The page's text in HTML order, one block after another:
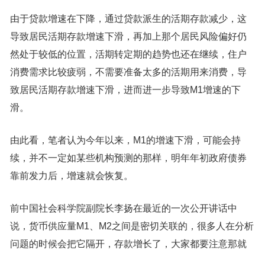
由于贷款增速在下降，通过贷款派生的活期存款减少，这
导致居民活期存款增速下滑，再加上那个居民风险偏好仍
然处于较低的位置，活期转定期的趋势也还在继续，住户
消费需求比较疲弱，不需要准备太多的活期用来消费，导
致居民活期存款增速下滑，进而进一步导致M1增速的下
滑。
由此看，笔者认为今年以来，M1的增速下滑，可能会持
续，并不一定如某些机构预测的那样，明年年初政府债券
靠前发力后，增速就会恢复。
前中国社会科学院副院长李扬在最近的一次公开讲话中
说，货币供应量M1、M2之间是密切关联的，很多人在分析
问题的时候会把它隔开，存款增长了，大家都要注意那就